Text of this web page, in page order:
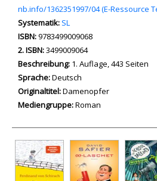
nb.info/1362351997/04 (E-Ressource
Systematik: Suche nach dieser
SL
Suche nach diesem Interessenskreis
ISBN:9783499009068
2. ISBN:3499009064
Beschreibung: 1. Auflage, 443 Seiten
Suche nach dieser Beteiligten Person
Sprache:Deutsch
Originaltitel:Damenopfer
Mediengruppe:Roman